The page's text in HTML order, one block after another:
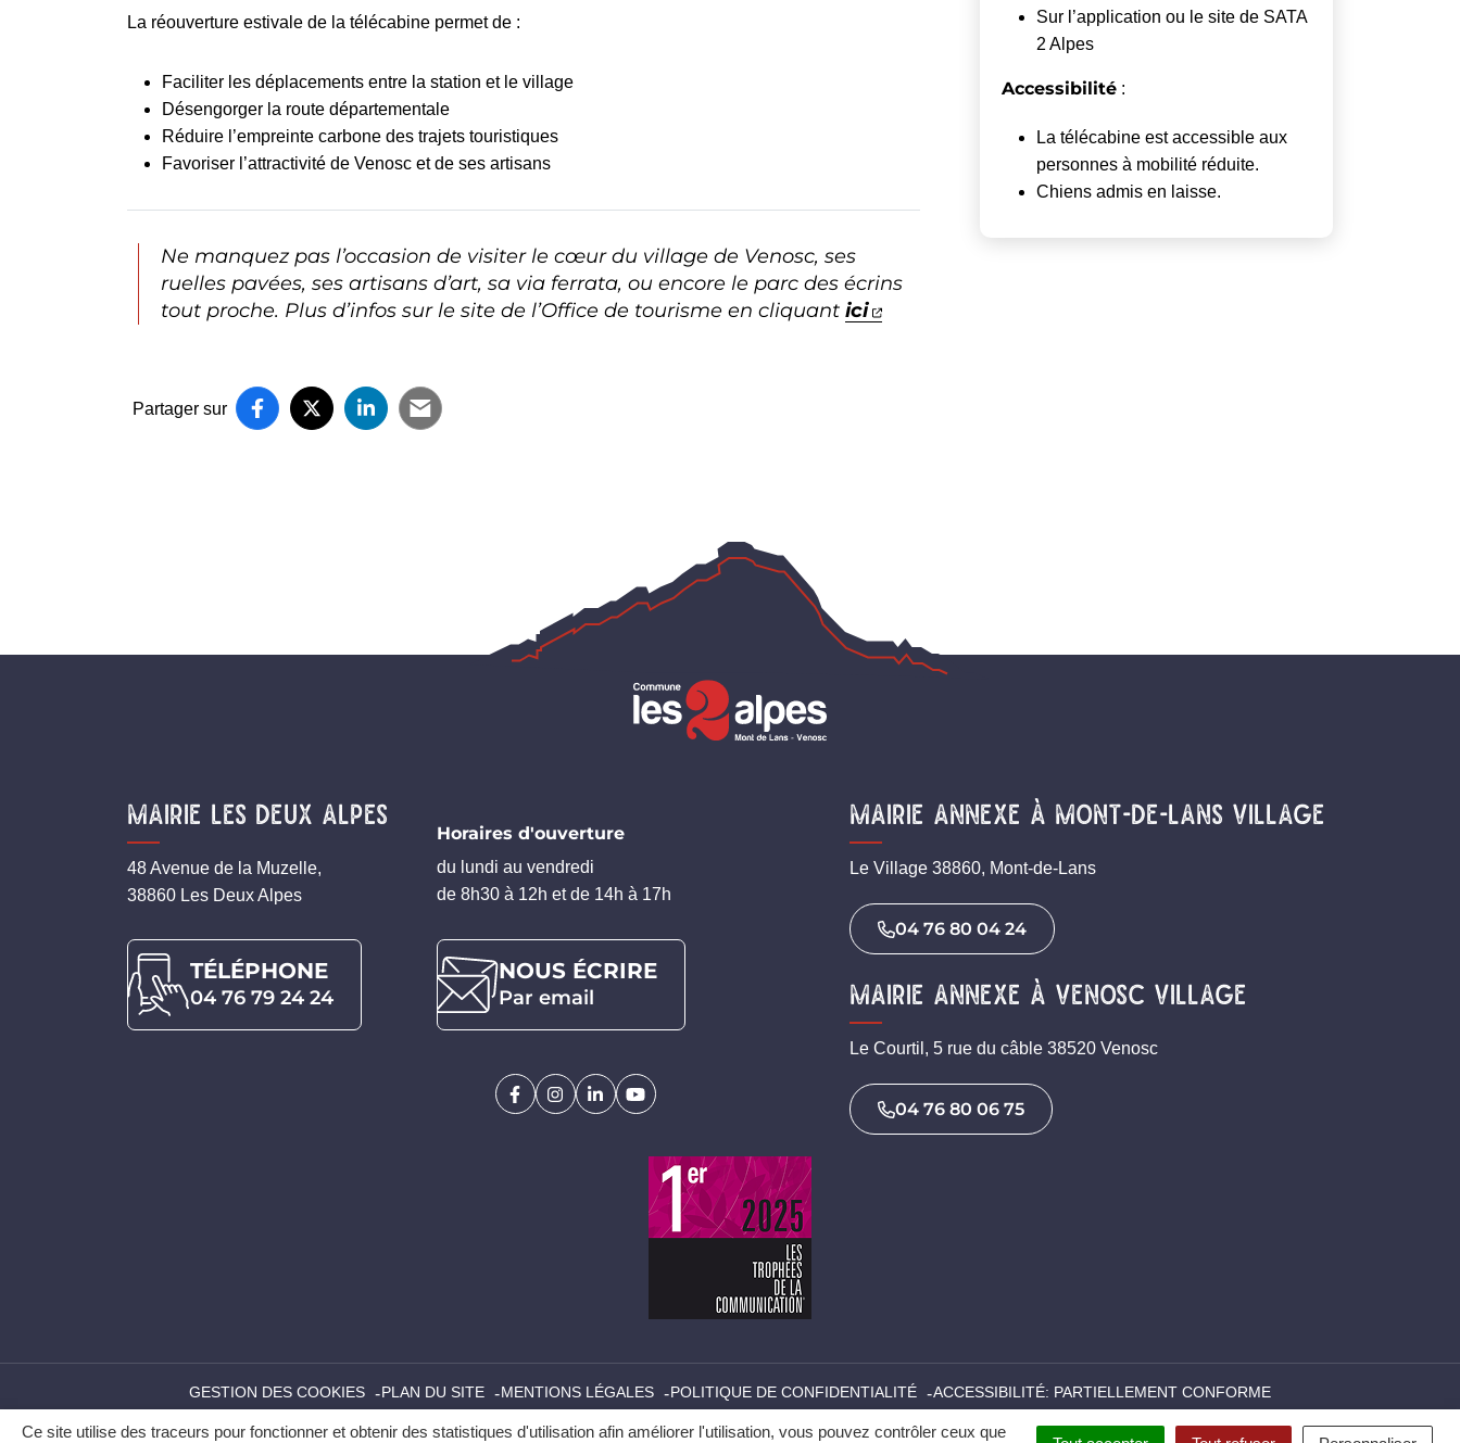
Ce site utilise des traceurs pour fonctionner et obtenir des statistiques d'utilisation afin améliorer l'utilisation, vous pouvez contrôler ceux que
La réouverture estivale de la télécabine permet de :
Faciliter les déplacements entre la station et le village
Désengorger la route départementale
Réduire l’empreinte carbone des trajets touristiques
Favoriser l’attractivité de Venosc et de ses artisans
Ne manquez pas l’occasion de visiter le cœur du village de Venosc, ses
ruelles pavées, ses artisans d’art, sa via ferrata, ou encore le parc des écrins
tout proche. Plus d’infos sur le site de l’Office de tourisme en cliquant ici (ouverture dans un nouvel onglet)
Sur l’application ou le site de SATA
2 Alpes
Accessibilité :
La télécabine est accessible aux
personnes à mobilité réduite.
Chiens admis en laisse.
Partager sur Partager sur Facebook
(ouverture dans un nouvel onglet)
Partager sur X (Twitter)
(ouverture dans un nouvel onglet)
Partager sur LinkedIn
(ouverture dans un nouvel onglet)
Partager par e-mail
(ouverture dans un nouvel onglet)
Mairie Les Deux Alpes
48 Avenue de la Muzelle,
38860 Les Deux Alpes
Horaires d'ouverture
du lundi au vendredi
de 8h30 à 12h et de 14h à 17h
TÉLÉPHONE
04 76 79 24 24
NOUS ÉCRIRE
Par email
Facebook
(ouverture dans un nouvel onglet)
Instagram
(ouverture dans un nouvel onglet)
Linkedin
(ouverture dans un nouvel onglet)
YouTube
(ouverture dans un nouvel onglet)
Mairie annexe à mont-de-lans village
Le Village 38860, Mont-de-Lans
04 76 80 04 24
Mairie annexe à venosc village
Le Courtil, 5 rue du câble 38520 Venosc
04 76 80 06 75
GESTION DES COOKIES PLAN DU SITE MENTIONS LÉGALES POLITIQUE DE CONFIDENTIALITÉ ACCESSIBILITÉ: PARTIELLEMENT CONFORME